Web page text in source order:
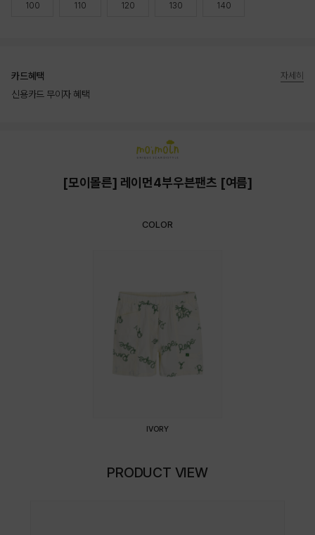
100 110 120 130 140
카드혜택
신용카드 무이자 혜택
자세히
[모이몰른] 레이먼4부우븐팬츠 [여름]
COLOR
IVORY
PRODUCT VIEW